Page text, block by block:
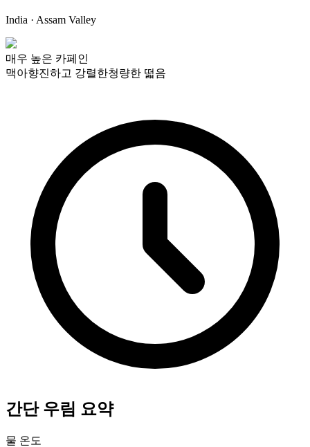
India · Assam Valley
매우 높은 카페인
맥아향진하고 강렬한청량한 떫음
간단 우림 요약
물 온도